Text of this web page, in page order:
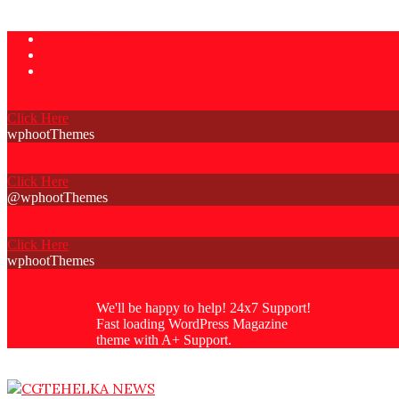
Skip
content
Click Here
wphootThemes
Click Here
@wphootThemes
Click Here
wphootThemes
We'll be happy to help! 24x7 Support!
Fast loading WordPress Magazine
theme with A+ Support.